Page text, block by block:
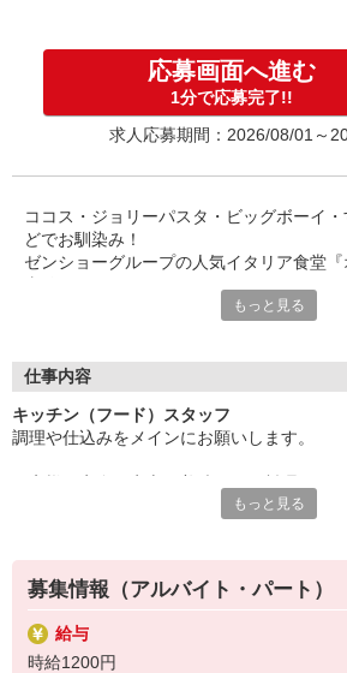
土日・祝は時給＋100円
早朝手当（6:00〜8:00）時給＋
応募画面へ進む
1分で応募完了!!
求人応募期間：2026/08/01～
ココス・ジョリーパスタ・ビッグボーイ
どでお馴染み！
ゼンショーグループの人気イタリア食堂
◎プライベートでも役立つスキルを身につ
万全の研修体制でしっかりとお教えするの
未経験の方も安心してチャレンジしてくだ
固定シフトで予定も立てやすい♪
曜日・時間はご相談ください。
「家事の空いた時間に扶養内で」
「土日祝メインで安定収入」
などなど、希望があれば遠慮なくご相談を♪
もっと見る
仕事内容
キッチン（フード）スタッフ
調理や仕込みをメインにお願いします。
もっと見る
募集情報（アルバイト・パート）
給与
時給1200円